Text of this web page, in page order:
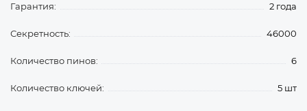
Гарантия: 2 года
Секретность: 46000
Количество пинов: 6
Количество ключей: 5 шт